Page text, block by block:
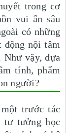
trong cơ
vui ẩn sâu
có những
động nội tâm
vậy, dựa
tính, phẩm
người?
trước tác
tư tưởng học